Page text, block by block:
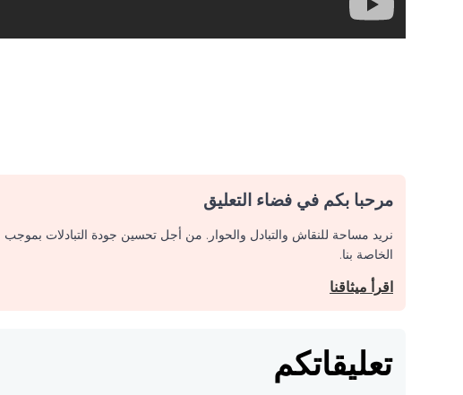
مرحبا بكم في فضاء التعليق
نريد مساحة للنقاش والتبادل والحوار. من أجل تحسين جودة التبادلات بموجب
الخاصة بنا.
اقرأ ميثاقنا
تعليقاتكم